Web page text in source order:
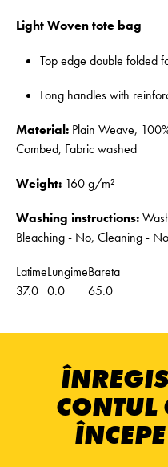
Light Woven tote bag
Top edge double folded
Long handles with
Material: Plain Weave,
Combed, Fabric washed
Weight: 160 g/m²
Washing instructions:
Bleaching - No, Cleaning -
LatimeLungimeBareta
37.0 0.0 65.0
CONTUL